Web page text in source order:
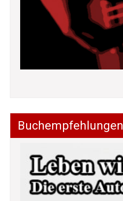
Buchempfehlungen